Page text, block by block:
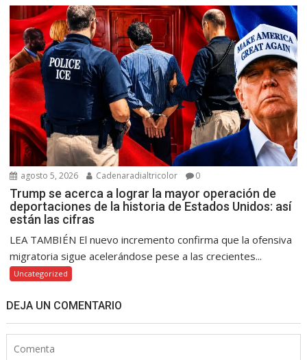
agosto 5, 2026 Cadenaradialtricolor 0
Trump se acerca a lograr la mayor operación de
deportaciones de la historia de Estados Unidos: así
están las cifras
LEA TAMBIÉN El nuevo incremento confirma que la ofensiva
migratoria sigue acelerándose pese a las crecientes...
Uncategorized
DEJA UN COMENTARIO